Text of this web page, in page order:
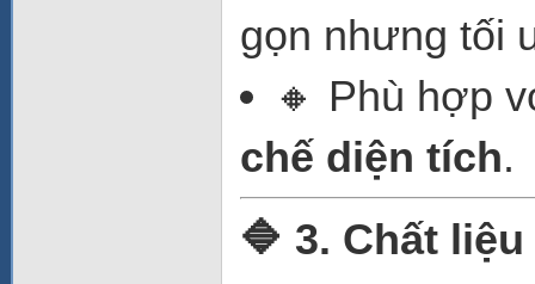
gọn nhưng tối
🔸 Phù hợp
chế diện tích.
🔷 3. Chất